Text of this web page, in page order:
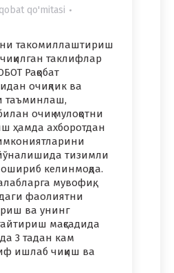
qo'mitasi
такомиллаштириш
таклифлар
Рақобат
очиқлик ва
очиқ мулоқотни
ҳамда ахборотдан
тизимли
келинмоқда.
мувофиқ,
фаолиятни
ва унинг
мақсадида
3 тадан кам
ишлаб чиқиш ва